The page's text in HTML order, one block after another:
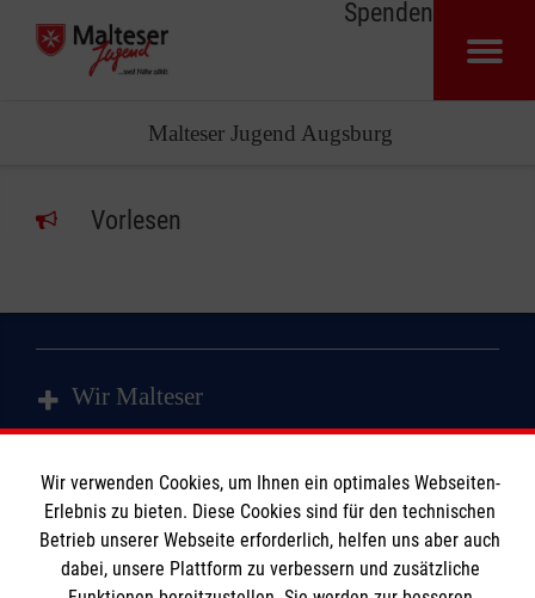
Malteser Jugend Augsburg
Spenden
Vorlesen
Wir Malteser
Spenden & Helfen
Angebote & Leistungen
Mitarbeiten & Stellenangebote
Informationen
Wir verwenden Cookies, um Ihnen ein optimales Webseiten-
Erlebnis zu bieten. Diese Cookies sind für den technischen
Betrieb unserer Webseite erforderlich, helfen uns aber auch
dabei, unsere Plattform zu verbessern und zusätzliche